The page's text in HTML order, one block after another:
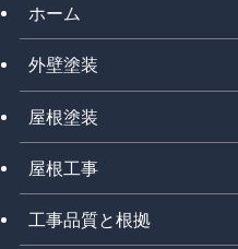
ホーム
外壁塗装
屋根塗装
屋根工事
工事品質と根拠